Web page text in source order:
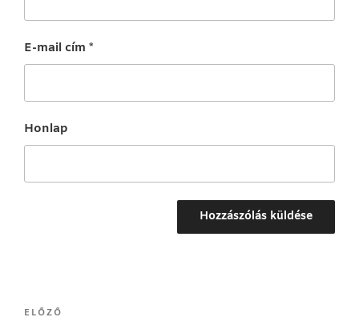
E-mail cím *
Honlap
Bejegyzés
Korábbi
ELŐZŐ